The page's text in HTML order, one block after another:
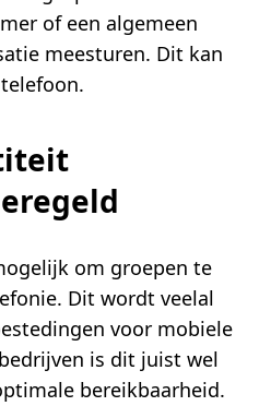
of een algemeen
meesturen. Dit kan
om groepen te
Dit wordt veelal
voor mobiele
is dit juist wel
bereikbaarheid.